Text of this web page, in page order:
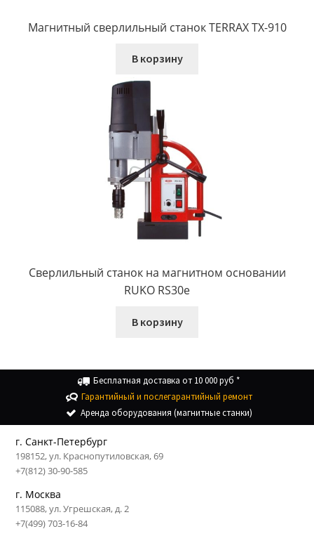
Магнитный сверлильный станок TERRAX TX-910
В корзину
Сверлильный станок на магнитном основании
RUKO RS30e
В корзину
Бесплатная доставка от 10 000 руб *
Гарантийный и послегарантийный ремонт
Аренда оборудования (магнитные станки)
г. Санкт-Петербург
198152, ул. Краснопутиловская, 69
+7(812) 30-90-585
г. Москва
115088, ул. Угрешская, д. 2
+7(499) 703-16-84